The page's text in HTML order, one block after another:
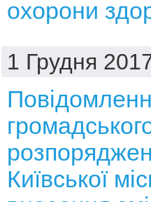
охорони
1 Грудня
Київської